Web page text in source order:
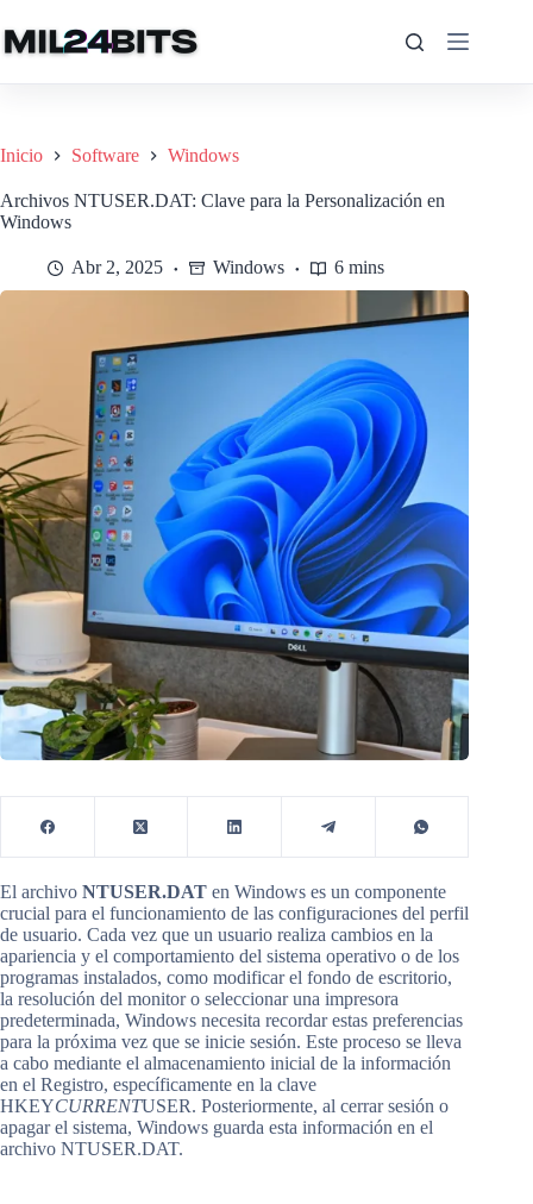
al
contenido
Inicio Software Windows
Archivos NTUSER.DAT: Clave para la Personalización en
Windows
Abr 2, 2025 Windows 6 mins
El archivo NTUSER.DAT en Windows es un componente
crucial para el funcionamiento de las configuraciones del perfil
de usuario. Cada vez que un usuario realiza cambios en la
apariencia y el comportamiento del sistema operativo o de los
programas instalados, como modificar el fondo de escritorio,
la resolución del monitor o seleccionar una impresora
predeterminada, Windows necesita recordar estas preferencias
para la próxima vez que se inicie sesión. Este proceso se lleva
a cabo mediante el almacenamiento inicial de la información
en el Registro, específicamente en la clave
HKEYCURRENTUSER. Posteriormente, al cerrar sesión o
apagar el sistema, Windows guarda esta información en el
archivo NTUSER.DAT.